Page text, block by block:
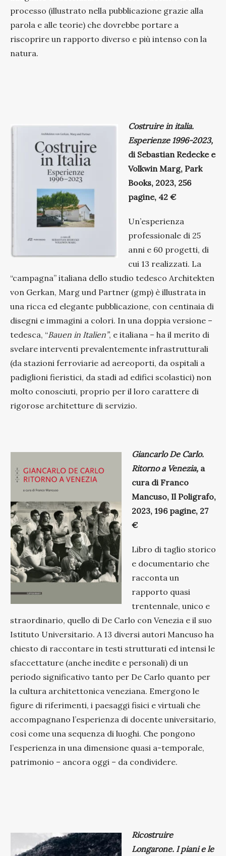
processo (illustrato nella pubblicazione grazie alla
parola e alle teorie) che dovrebbe portare a
riscoprire un rapporto diverso e più intenso con la
natura.
Costruire in italia.
Esperienze 1996-2023,
di Sebastian Redecke e
Volkwin Marg, Park
Books, 2023, 256
pagine, 42 €
Un’esperienza
professionale di 25
anni e 60 progetti, di
cui 13 realizzati. La
“campagna” italiana dello studio tedesco Architekten
von Gerkan, Marg und Partner (gmp) è illustrata in
una ricca ed elegante pubblicazione, con centinaia di
disegni e immagini a colori. In una doppia versione –
tedesca, “Bauen in Italien”, e italiana – ha il merito di
svelare interventi prevalentemente infrastrutturali
(da stazioni ferroviarie ad aereoporti, da ospitali a
padiglioni fieristici, da stadi ad edifici scolastici) non
molto conosciuti, proprio per il loro carattere di
rigorose architetture di servizio.
Giancarlo De Carlo.
Ritorno a Venezia, a
cura di Franco
Mancuso, Il Poligrafo,
2023, 196 pagine, 27
€
Libro di taglio storico
e documentario che
racconta un
rapporto quasi
trentennale, unico e
straordinario, quello di De Carlo con Venezia e il suo
Istituto Universitario. A 13 diversi autori Mancuso ha
chiesto di raccontare in testi strutturati ed intensi le
sfaccettature (anche inedite e personali) di un
periodo significativo tanto per De Carlo quanto per
la cultura architettonica veneziana. Emergono le
figure di riferimenti, i paesaggi fisici e virtuali che
accompagnano l’esperienza di docente universitario,
così come una sequenza di luoghi. Che pongono
l’esperienza in una dimensione quasi a-temporale,
patrimonio – ancora oggi – da condividere.
Ricostruire
Longarone. I piani e le